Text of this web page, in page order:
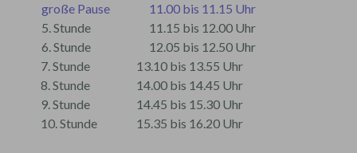
große Pause
11.00 bis 11.15 Uhr
5. Stunde
11.15 bis 12.00 Uhr
6. Stunde
12.05 bis 12.50 Uhr
7. Stunde
13.10 bis 13.55 Uhr
8. Stunde
14.00 bis 14.45 Uhr
9. Stunde
14.45 bis 15.30 Uhr
10. Stunde
15.35 bis 16.20 Uhr